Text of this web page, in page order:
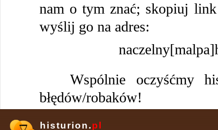
nam o tym znać; skopiuj
wyślij go na adres:
Wspólnie oczyśćmy
błędów/robaków!
histurion.pl